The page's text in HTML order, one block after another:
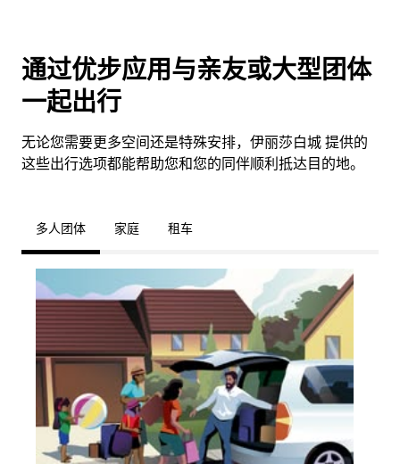
通过优步应用与亲友或大型团体
一起出行
无论您需要更多空间还是特殊安排，伊丽莎白城 提供的
这些出行选项都能帮助您和您的同伴顺利抵达目的地。
多人团体 家庭 租车